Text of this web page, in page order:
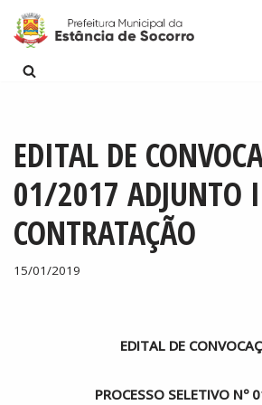
Pular
para
EDITAL DE
01/2017 ADJUNTO
CONTRATAÇÃO
15/01/2019
EDITAL DE
PROCESSO SELETIVO Nº